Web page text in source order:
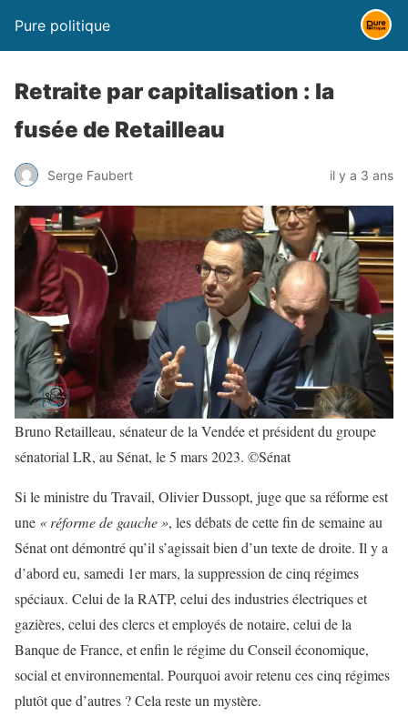
Pure politique
Retraite par capitalisation : la
fusée de Retailleau
Serge Faubert il y a 3 ans
Bruno Retailleau, sénateur de la Vendée et président du groupe
sénatorial LR, au Sénat, le 5 mars 2023. ©Sénat
Si le ministre du Travail, Olivier Dussopt, juge que sa réforme est
une « réforme de gauche », les débats de cette fin de semaine au
Sénat ont démontré qu’il s’agissait bien d’un texte de droite. Il y a
d’abord eu, samedi 1er mars, la suppression de cinq régimes
spéciaux. Celui de la RATP, celui des industries électriques et
gazières, celui des clercs et employés de notaire, celui de la
Banque de France, et enfin le régime du Conseil économique,
social et environnemental. Pourquoi avoir retenu ces cinq régimes
plutôt que d’autres ? Cela reste un mystère.